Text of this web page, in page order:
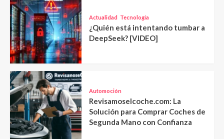
Actualidad Tecnología
¿Quién está intentando tumbar a
DeepSeek? [VIDEO]
Automoción
Revisamoselcoche.com: La
Solución para Comprar Coches de
Segunda Mano con Confianza